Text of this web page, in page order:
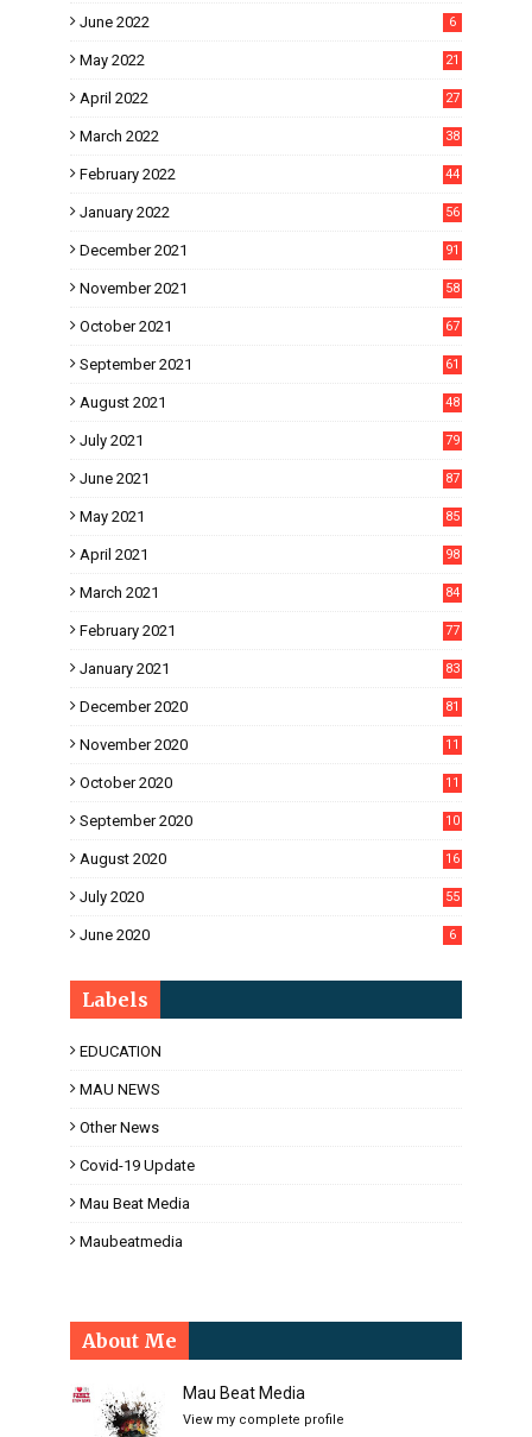
June 2022 6
May 2022 21
April 2022 27
March 2022 38
February 2022 44
January 2022 56
December 2021 91
November 2021 58
October 2021 67
September 2021 61
August 2021 48
July 2021 79
June 2021 87
May 2021 85
April 2021 98
March 2021 84
February 2021 77
January 2021 83
December 2020 81
November 2020
11
October 2020
11
September 2020
10
August 2020
16
July 2020 55
June 2020 6
Labels
EDUCATION
MAU NEWS
Other News
Covid-19 Update
Mau Beat Media
Maubeatmedia
About Me
Mau Beat Media
View my complete profile